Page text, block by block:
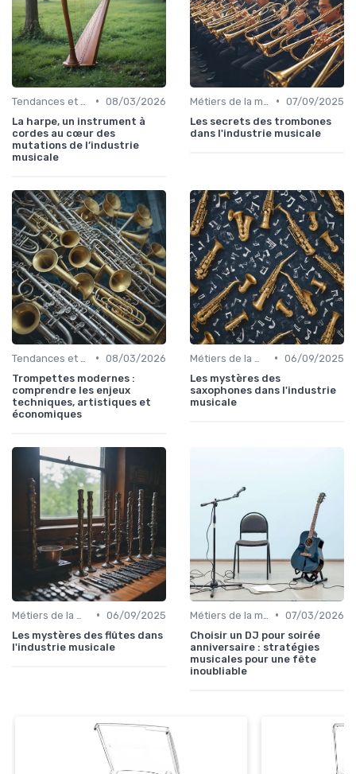
• 08/03/2026
La harpe, un instrument à
cordes au cœur des
mutations de l’industrie
musicale
• 07/09/2025
Les secrets des trombones
dans l'industrie musicale
• 08/03/2026
Trompettes modernes :
comprendre les enjeux
techniques, artistiques et
économiques
• 06/09/2025
Les mystères des
saxophones dans l'industrie
musicale
• 06/09/2025
Les mystères des flûtes dans
l'industrie musicale
• 07/03/2026
Choisir un DJ pour soirée
anniversaire : stratégies
musicales pour une fête
inoubliable